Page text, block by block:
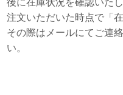
後に在庫状況を確認いた
注文いただいた時点で「
その際はメールにてご連
い。